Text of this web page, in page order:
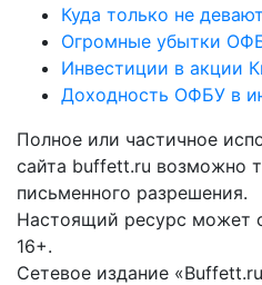
Куда только не
Огромные убытки
Инвестиции в акции
Доходность ОФБУ в
Полное или частичное
сайта buffett.ru возможно
письменного разрешения.
Настоящий ресурс может
16+.
Сетевое издание